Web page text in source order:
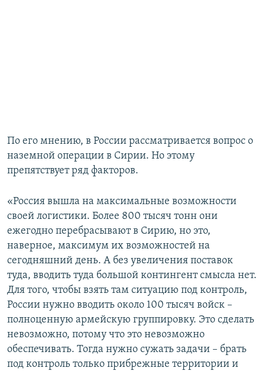
По его мнению, в России рассматривается вопрос о
наземной операции в Сирии. Но этому
препятствует ряд факторов.
«Россия вышла на максимальные возможности
своей логистики. Более 800 тысяч тонн они
ежегодно перебрасывают в Сирию, но это,
наверное, максимум их возможностей на
сегодняшний день. А без увеличения поставок
туда, вводить туда большой контингент смысла нет.
Для того, чтобы взять там ситуацию под контроль,
России нужно вводить около 100 тысяч войск –
полноценную армейскую группировку. Это сделать
невозможно, потому что это невозможно
обеспечивать. Тогда нужно сужать задачи – брать
под контроль только прибрежные территории и